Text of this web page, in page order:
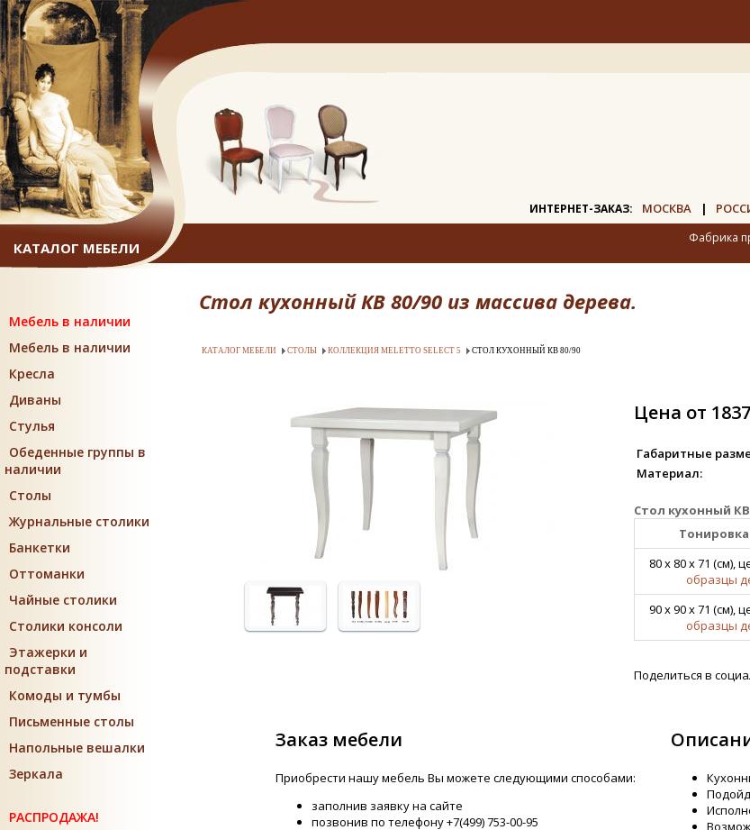
Стол кухонный КВ 80/90 из массива дерева.
ИНТЕРНЕТ-ЗАКАЗ: МОСКВА |
КАТАЛОГ МЕБЕЛИ
Фабрика
Мебель в наличии
Мебель в наличии
Кресла
Диваны
Стулья
Обеденные группы в
наличии
Столы
Журнальные столики
Банкетки
Оттоманки
Чайные столики
Столики консоли
Этажерки и
подставки
Комоды и тумбы
Письменные столы
Напольные вешалки
Зеркала
РАСПРОДАЖА!
КАТАЛОГ МЕБЕЛИ СТОЛЫ КОЛЛЕКЦИЯ MELETTO SELECT 5 СТОЛ КУХОННЫЙ КВ 80/90
Цена от
Габаритные
Материал:
Стол кухонный КВ
Тонировка
80 х 80 х 71 (см),
образцы
90 х 90 х 71 (см),
образцы
Поделиться в
Заказ мебели
Приобрести нашу мебель Вы можете следующими способами:
заполнив заявку на сайте
позвонив по телефону +7(499) 753-00-95